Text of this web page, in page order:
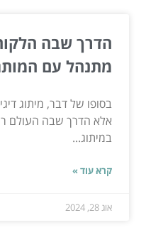
הדרך שבה
מתנהל עם
בסופו של דבר, מיתוג
אלא הדרך שבה העולם
במיתוג...
קרא עוד »
אוג 28, 2024